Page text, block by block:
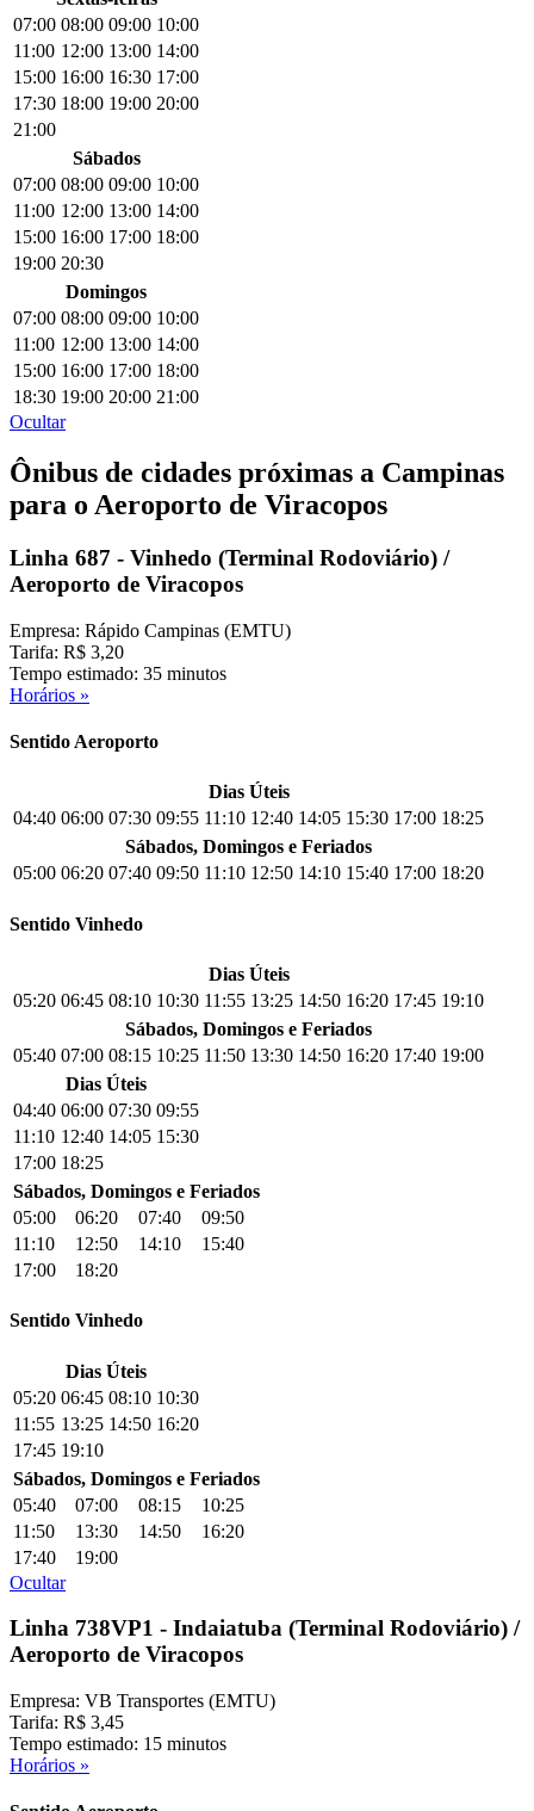
07:00 08:00 09:00 10:00
11:00 12:00 13:00 14:00
15:00 16:00 16:30 17:00
17:30 18:00 19:00 20:00
21:00
Sábados
07:00 08:00 09:00 10:00
11:00 12:00 13:00 14:00
15:00 16:00 17:00 18:00
19:00 20:30
Domingos
07:00 08:00 09:00 10:00
11:00 12:00 13:00 14:00
15:00 16:00 17:00 18:00
18:30 19:00 20:00 21:00
Ocultar
Ônibus de cidades próximas a Campinas
para o Aeroporto de Viracopos
Linha 687 - Vinhedo (Terminal Rodoviário) /
Aeroporto de Viracopos
Empresa: Rápido Campinas (EMTU)
Tarifa: R$ 3,20
Tempo estimado: 35 minutos
Horários »
Sentido Aeroporto
Dias Úteis
04:40 06:00 07:30 09:55 11:10 12:40 14:05 15:30 17:00 18:25
Sábados, Domingos e Feriados
05:00 06:20 07:40 09:50 11:10 12:50 14:10 15:40 17:00 18:20
Sentido Vinhedo
Dias Úteis
05:20 06:45 08:10 10:30 11:55 13:25 14:50 16:20 17:45 19:10
Sábados, Domingos e Feriados
05:40 07:00 08:15 10:25 11:50 13:30 14:50 16:20 17:40 19:00
Dias Úteis
04:40 06:00 07:30 09:55
11:10 12:40 14:05 15:30
17:00 18:25
Sábados, Domingos e Feriados
05:00
06:20 07:40
09:50
11:10
12:50 14:10
15:40
17:00
18:20
Sentido Vinhedo
Dias Úteis
05:20 06:45 08:10 10:30
11:55 13:25 14:50 16:20
17:45 19:10
Sábados, Domingos e Feriados
05:40
07:00 08:15
10:25
11:50
13:30 14:50
16:20
17:40
19:00
Ocultar
Linha 738VP1 - Indaiatuba (Terminal Rodoviário) /
Aeroporto de Viracopos
Empresa: VB Transportes (EMTU)
Tarifa: R$ 3,45
Tempo estimado: 15 minutos
Horários »